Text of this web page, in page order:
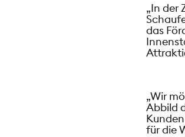
„In der
das
„Wir
Abbild
für die